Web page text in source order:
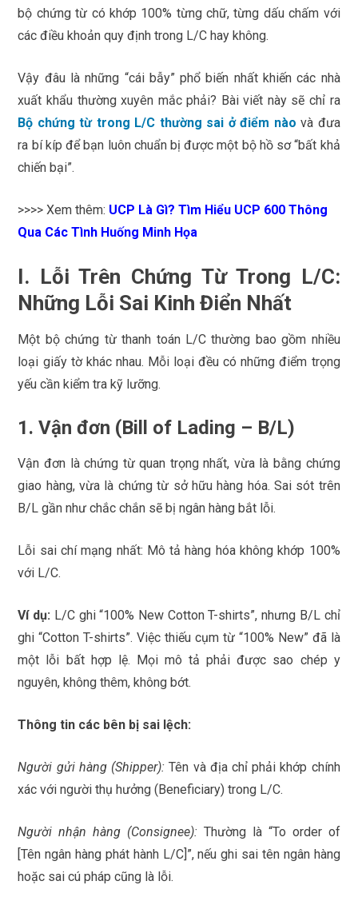
bộ chứng từ có khớp 100% từng chữ, từng dấu chấm với
các điều khoản quy định trong L/C hay không.
Vậy đâu là những “cái bẫy” phổ biến nhất khiến các nhà
xuất khẩu thường xuyên mắc phải? Bài viết này sẽ chỉ ra
Bộ chứng từ trong L/C thường sai ở điểm nào và đưa
ra bí kíp để bạn luôn chuẩn bị được một bộ hồ sơ “bất khả
chiến bại”.
>>>> Xem thêm: UCP Là Gì? Tìm Hiểu UCP 600 Thông
Qua Các Tình Huống Minh Họa
I. Lỗi Trên Chứng Từ Trong L/C:
Những Lỗi Sai Kinh Điển Nhất
Một bộ chứng từ thanh toán L/C thường bao gồm nhiều
loại giấy tờ khác nhau. Mỗi loại đều có những điểm trọng
yếu cần kiểm tra kỹ lưỡng.
1. Vận đơn (Bill of Lading – B/L)
Vận đơn là chứng từ quan trọng nhất, vừa là bằng chứng
giao hàng, vừa là chứng từ sở hữu hàng hóa. Sai sót trên
B/L gần như chắc chắn sẽ bị ngân hàng bắt lỗi.
Lỗi sai chí mạng nhất: Mô tả hàng hóa không khớp 100%
với L/C.
Ví dụ: L/C ghi “100% New Cotton T-shirts”, nhưng B/L chỉ
ghi “Cotton T-shirts”. Việc thiếu cụm từ “100% New” đã là
một lỗi bất hợp lệ. Mọi mô tả phải được sao chép y
nguyên, không thêm, không bớt.
Thông tin các bên bị sai lệch:
Người gửi hàng (Shipper): Tên và địa chỉ phải khớp chính
xác với người thụ hưởng (Beneficiary) trong L/C.
Người nhận hàng (Consignee): Thường là “To order of
[Tên ngân hàng phát hành L/C]”, nếu ghi sai tên ngân hàng
hoặc sai cú pháp cũng là lỗi.